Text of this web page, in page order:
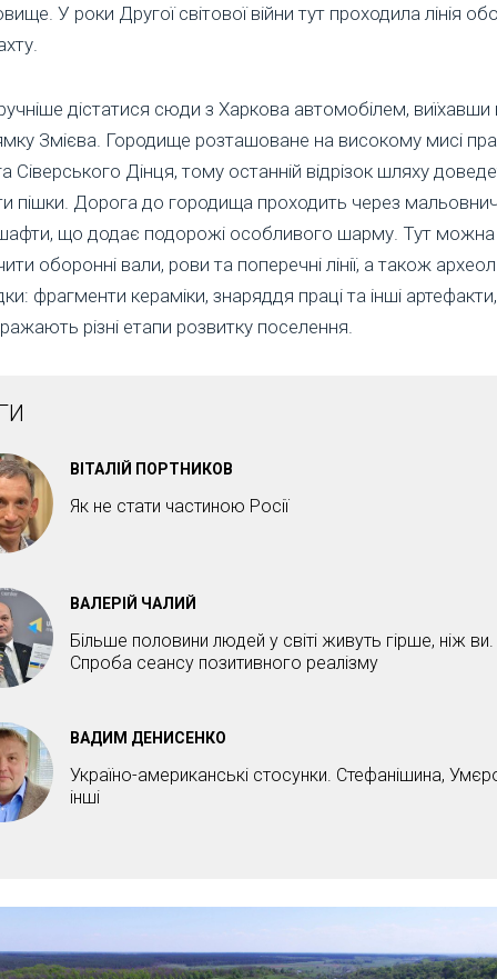
У роки Другої світової війни тут проходила лінія
дістатися сюди з Харкова автомобілем, виїхавши
Змієва. Городище розташоване на високому мисі
Сіверського Дінця, тому останній відрізок шляху
пішки. Дорога до городища проходить через
що додає подорожі особливого шарму. Тут можна
оборонні вали, рови та поперечні лінії, а також
фрагменти кераміки, знаряддя праці та інші
різні етапи розвитку поселення.
ВІТАЛІЙ ПОРТНИКОВ
Як не стати частиною Росії
ВАЛЕРІЙ ЧАЛИЙ
Більше половини людей у світі живуть гірше, ніж ви.
Спроба сеансу позитивного реалізму
ВАДИМ ДЕНИСЕНКО
Україно-американські стосунки. Стефанішина,
інші